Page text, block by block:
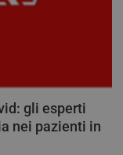
gli esperti
nei pazienti in